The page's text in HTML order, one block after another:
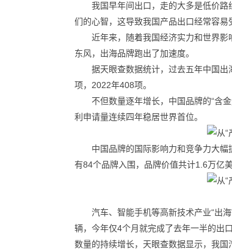
我国早年间出口，走的大多是低价
们的心智，这导致我国产品出口经常容易
近年来，随着我国经济实力和世界影
东风，出海品牌跑出了加速度。
据天眼查数据统计，过去五年中国
项，2022年408项。
不但数量逐年增长，中国品牌的“含
利申请量连续四年稳居世界首位。
中国品牌的国际影响力和竞争力大
有84个品牌入围，品牌价值共计1.6万亿
汽车、智能手机等高新技术产业“出
辆，今年仅4个月就完成了去年一半的出
数量的持续增长，天眼查数据显示，我